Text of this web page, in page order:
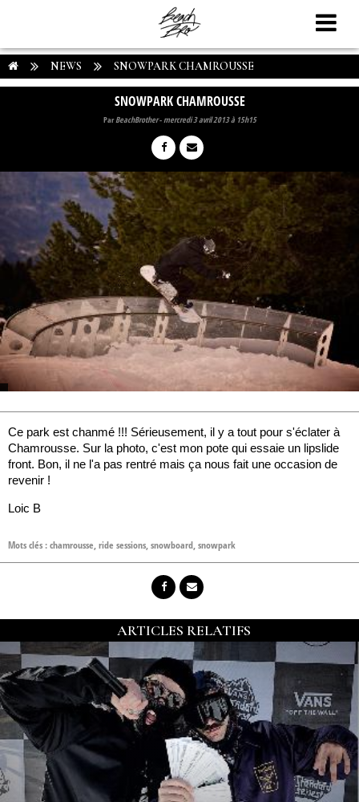
NEWS SNOWPARK CHAMROUSSE
SNOWPARK CHAMROUSSE
ParBeachBrother-mercredi 3 avril 2013 à 15h15
Ce park est chanmé !!! Sérieusement, il y a tout pour s'éclater à
Chamrousse. Sur la photo, c'est mon pote qui essaie un lipslide
front. Bon, il ne l'a pas rentré mais ça nous fait une occasion de
revenir !
Loic B
Mots clés :chamrousse,ride sessions,snowboard,snowpark
ARTICLES RELATIFS